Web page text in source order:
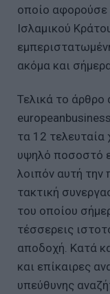
οποίο αφορούσε
Ισλαμικού
ακόμα και
Τελικά το άρθρο
τα 12 τελευταία
υψηλό ποσοστό
λοιπόν αυτή την
τακτική
του οποίου
τέσσερεις
αποδοχή. Κατά
και επίκαιρες
υπεύθυνης